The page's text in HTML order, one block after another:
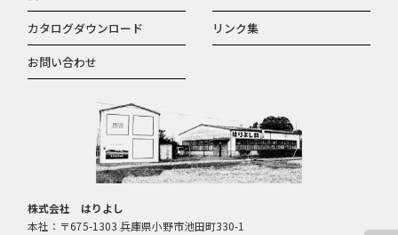
株式会社 はりよし
本社：〒675-1303 兵庫県小野市池田町330-1
カタログダウンロード
リンク集
お問い合わせ